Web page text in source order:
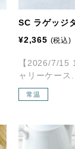
SC ラゲッジ
¥2,365 (税込)
【2026/7/15
ャリーケース
常温